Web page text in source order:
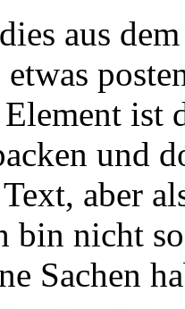
aus
etwas
Element ist
und
aber
bin nicht
Sachen